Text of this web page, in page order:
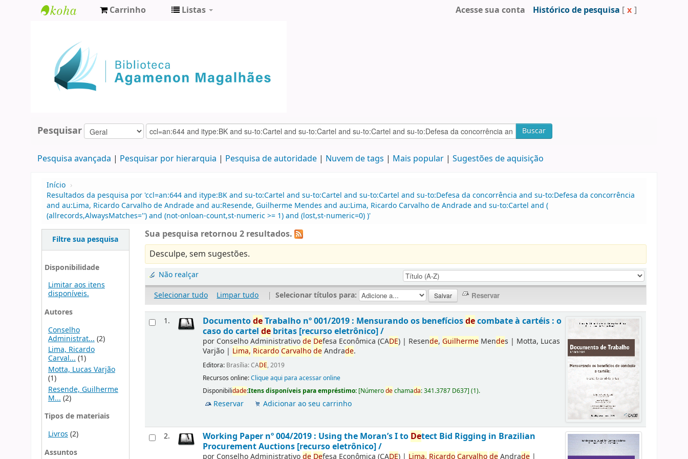
Agamenon
Magalhães
Carrinho Listas Acesse sua conta Histórico de pesquisa [ x ]
Pesquisar Buscar
Pesquisa avançada Pesquisar por hierarquia Pesquisa de autoridade Nuvem de tags Mais popular Sugestões de aquisição
Início ›
Resultados da pesquisa por 'ccl=an:644 and itype:BK and su-to:Cartel and su-to:Cartel and su-to:Cartel and su-to:Defesa da concorrência and su-to:Defesa da concorrência
and au:Lima, Ricardo Carvalho de Andrade and au:Resende, Guilherme Mendes and au:Lima, Ricardo Carvalho de Andrade and su-to:Cartel and (
(allrecords,AlwaysMatches='') and (not-onloan-count,st-numeric >= 1) and (lost,st-numeric=0) )'
Filtre sua pesquisa
Disponibilidade
Limitar aos itens
disponíveis.
Autores
Conselho
Administrat... (2)
Lima, Ricardo
Carval...(1)
Motta, Lucas Varjão
(1)
Resende, Guilherme
M... (2)
Tipos de materiais
Livros (2)
Assuntos
Sua pesquisa retornou 2 resultados.
Desculpe, sem sugestões.
Não realçar
Selecionar tudo
Limpar tudo | Selecionar títulos para:
1. DocumentodeTrabalho nº 001/2019 : Mensurando os benefíciosdecombate à cartéis : o
caso do cartelde britas [recurso eletrônico] /
por Conselho Administrativode Defesa Econômica (CADE) | Resende,Guilherme Mendes | Motta, Lucas
Varjão | Lima, RicardoCarvalhodeAndrade.
Editora: Brasília: CADE, 2019
Recursos online:Clique aqui para acessar online
Disponibilidade:Itens disponíveis para empréstimo: [Númerodechamada:341.3787 D637](1).
Reservar Adicionar ao seu carrinho
2. Working Paper nº 004/2019 : Using the Moran’s I to Detect Bid Rigging in Brazilian
Procurement Auctions [recurso eletrônico] /